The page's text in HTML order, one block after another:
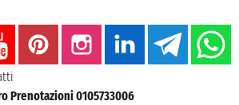
Prenotazioni 0105733006